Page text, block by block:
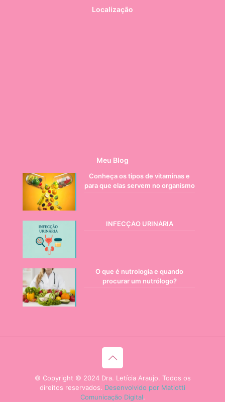
Localização
Meu Blog
Conheça os tipos de vitaminas e
para que elas servem no organismo
INFECÇÃO URINÁRIA
O que é nutrologia e quando
procurar um nutrólogo?
© Copyright © 2024 Dra. Letícia Araujo. Todos os
direitos reservados. Desenvolvido por Matiotti
Comunicação Digital.